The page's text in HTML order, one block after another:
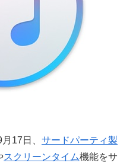
17日、 サードパーティ製
スクリーンタイム機能をサ